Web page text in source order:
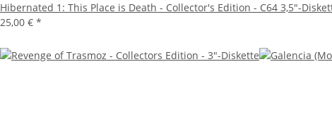
Hibernated 1: This Place is Death - Collector's Edition - C64 3,5"-
25,00 € *